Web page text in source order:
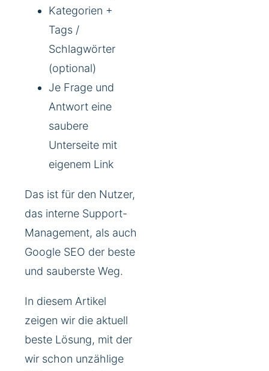
Kategorien +
Tags /
Schlagwörter
(optional)
Je Frage und
Antwort eine
saubere
Unterseite mit
eigenem Link
Das ist für den Nutzer,
das interne Support-
Management, als auch
Google SEO der beste
und sauberste Weg.
In diesem Artikel
zeigen wir die aktuell
beste Lösung, mit der
wir schon unzählige